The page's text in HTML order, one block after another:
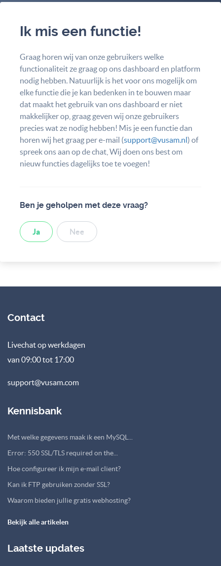
Ik mis een functie!
Graag horen wij van onze gebruikers welke
functionaliteit ze graag op ons dashboard en platform
nodig hebben. Natuurlijk is het voor ons mogelijk om
elke functie die je kan bedenken in te bouwen maar
dat maakt het gebruik van ons dashboard er niet
makkelijker op, graag geven wij onze gebruikers
precies wat ze nodig hebben! Mis je een functie dan
horen wij het graag per e-mail (support@vusam.nl) of
spreek ons aan op de chat, Wij doen ons best om
nieuw functies dagelijks toe te voegen!
Ben je geholpen met deze vraag?
Ja Nee
Contact
Livechat op werkdagen
van 09:00 tot 17:00
support@vusam.com
Kennisbank
Met welke gegevens maak ik een MySQL...
Error: 550 SSL/TLS required on the...
Hoe configureer ik mijn e-mail client?
Kan ik FTP gebruiken zonder SSL?
Waarom bieden jullie gratis webhosting?
Bekijk alle artikelen
Laatste updates